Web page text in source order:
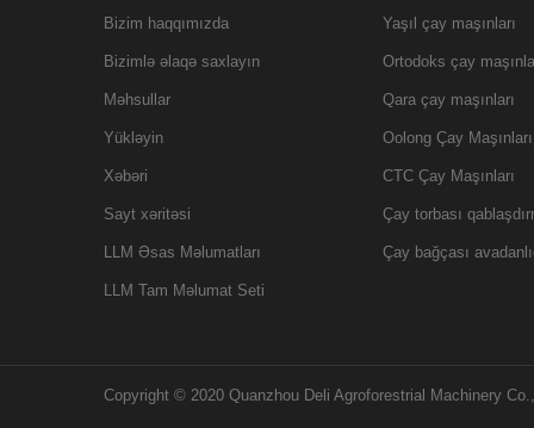
Bizim haqqımızda
Bizimlə əlaqə saxlayın
Məhsullar
Yükləyin
Xəbəri
Sayt xəritəsi
LLM Əsas Məlumatları
LLM Tam Məlumat Seti
Yaşıl çay maşınları
Ortodoks çay
Qara çay maşınları
Oolong Çay Maşınları
CTC Çay Maşınları
Çay torbası
Çay bağçası
Copyright © 2020 Quanzhou Deli Agroforestrial Machinery